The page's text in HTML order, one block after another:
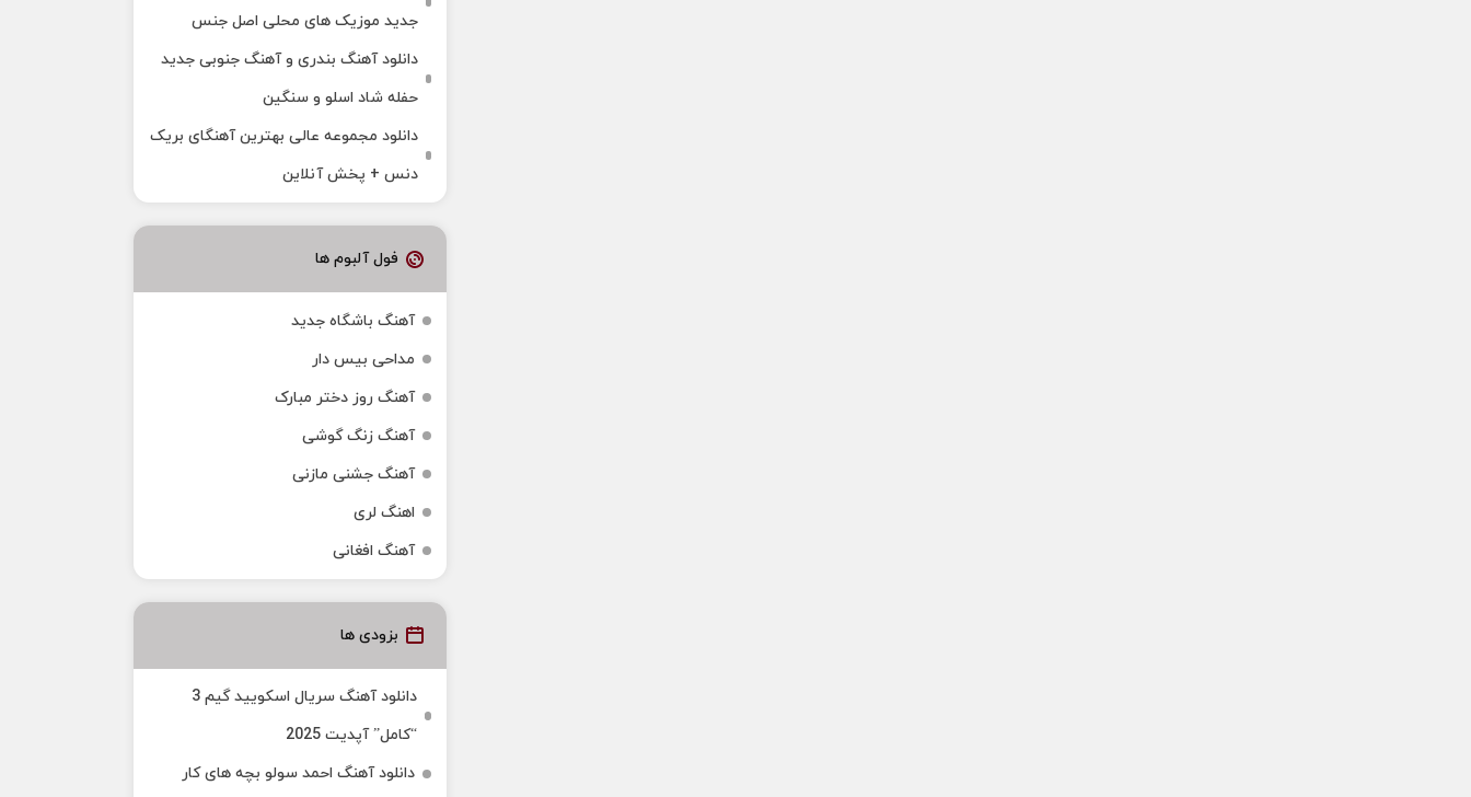
جدید موزیک های محلی اصل جنس
دانلود آهنگ بندری و آهنگ جنوبی جدید
حفله شاد اسلو و سنگین
دانلود مجموعه عالی بهترین آهنگای بریک
دنس + پخش آنلاین
فول آلبوم ها
آهنگ باشگاه جدید
مداحی بیس دار
آهنگ روز دختر مبارک
آهنگ زنگ گوشی
آهنگ جشنی مازنی
اهنگ لری
آهنگ افغانی
بزودی ها
دانلود آهنگ سریال اسکویید گیم 3
“کامل” آپدیت 2025
دانلود آهنگ احمد سولو بچه های کار